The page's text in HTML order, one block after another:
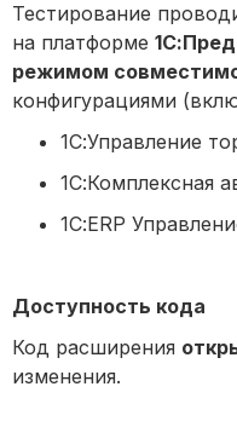
Тестирование
на платформе
режимом
конфигурациями
1С:Управление
1С:Комплексная
1С:ERP
Доступность кода
Код расширения
изменения.